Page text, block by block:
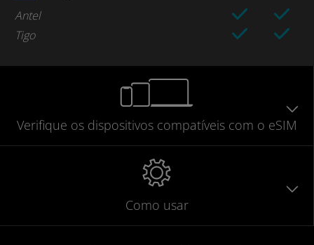
Antel
Tigo
Verifique os dispositivos compatíveis com o eSIM
Como usar